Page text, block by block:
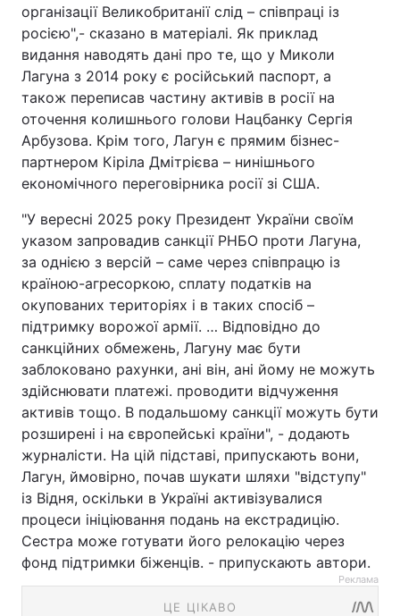
організації Великобританії слід – співпраці із
росією",- сказано в матеріалі. Як приклад
видання наводять дані про те, що у Миколи
Лагуна з 2014 року є російський паспорт, а
також переписав частину активів в росії на
оточення колишнього голови Нацбанку Сергія
Арбузова. Крім того, Лагун є прямим бізнес-
партнером Кіріла Дмітрієва – нинішнього
економічного переговірника росії зі США.
"У вересні 2025 року Президент України своїм
указом запровадив санкції РНБО проти Лагуна,
за однією з версій – саме через співпрацю із
країною-агресоркою, сплату податків на
окупованих територіях і в таких спосіб –
підтримку ворожої армії. … Відповідно до
санкційних обмежень, Лагуну має бути
заблоковано рахунки, ані він, ані йому не можуть
здійснювати платежі. проводити відчуження
активів тощо. В подальшому санкції можуть бути
розширені і на європейські країни", - додають
журналісти. На цій підставі, припускають вони,
Лагун, ймовірно, почав шукати шляхи "відступу"
із Відня, оскільки в Україні активізувалися
процеси ініціювання подань на екстрадицію.
Сестра може готувати його релокацію через
фонд підтримки біженців. - припускають автори.
Реклама